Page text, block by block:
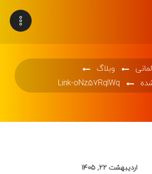
وبلاگ
Link-oNz57RqlWq
اردیبهشت ۲۲, ۱۴۰۵